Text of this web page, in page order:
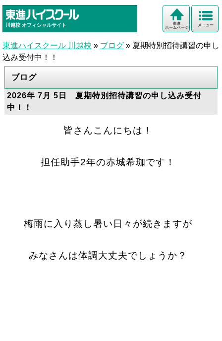
川越校 オフィシャルサイト メニュー
東進
ホームページ
東進ハイスクール 川越校 » ブログ » 夏期特別招待講習の申し
込み受付中！！
ブログ
2026年 7月 5日 夏期特別招待講習の申し込み受付
中！！
皆さんこんにちは！
担任助手2年の赤城希珈です！
梅雨に入り蒸し暑い日々が続きますが
みなさんは体調大丈夫でしょうか？